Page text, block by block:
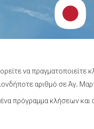
να πραγματοποιείτε
αριθμό σε Άγ.
πρόγραμμα κλήσεων και